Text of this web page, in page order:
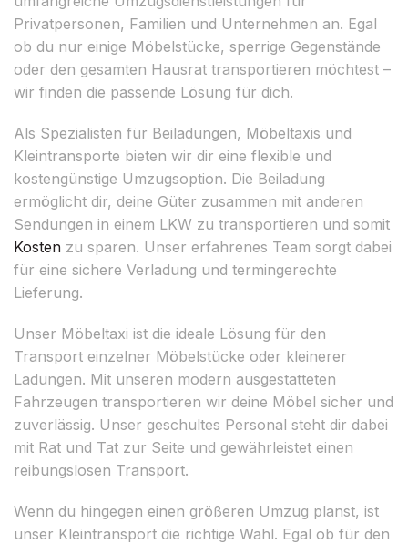
Privatpersonen, Familien und Unternehmen an. Egal
ob du nur einige Möbelstücke, sperrige Gegenstände
oder den gesamten Hausrat transportieren möchtest –
wir finden die passende Lösung für dich.
Als Spezialisten für Beiladungen, Möbeltaxis und
Kleintransporte bieten wir dir eine flexible und
kostengünstige Umzugsoption. Die Beiladung
ermöglicht dir, deine Güter zusammen mit anderen
Sendungen in einem LKW zu transportieren und somit
Kosten zu sparen. Unser erfahrenes Team sorgt dabei
für eine sichere Verladung und termingerechte
Lieferung.
Unser Möbeltaxi ist die ideale Lösung für den
Transport einzelner Möbelstücke oder kleinerer
Ladungen. Mit unseren modern ausgestatteten
Fahrzeugen transportieren wir deine Möbel sicher und
zuverlässig. Unser geschultes Personal steht dir dabei
mit Rat und Tat zur Seite und gewährleistet einen
reibungslosen Transport.
Wenn du hingegen einen größeren Umzug planst, ist
unser Kleintransport die richtige Wahl. Egal ob für den